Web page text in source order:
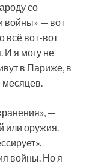
со
войны» — вот
всё вот-вот
И я могу не
в Париже, в
месяцев.
—
или оружия.
войны. Но я